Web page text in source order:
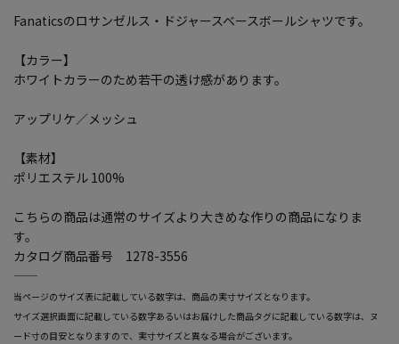
Fanaticsのロサンゼルス・ドジャースベースボールシャツです。
【カラー】
ホワイトカラーのため若干の透け感があります。
アップリケ／メッシュ
【素材】
ポリエステル 100%
こちらの商品は通常のサイズより大きめな作りの商品になりま
す。
カタログ商品番号 1278-3556
―――――――――――――――――――――――
当ページのサイズ表に記載している数字は、商品の実寸サイズとなります。
サイズ選択画面に記載している数字あるいはお届けした商品タグに記載している数字は、ヌ
ード寸の目安となりますので、実寸サイズと異なる場合がございます。